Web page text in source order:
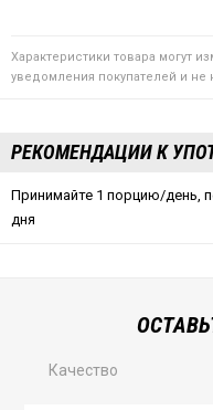
Характеристики товара могут
уведомления покупателей и не
РЕКОМЕНДАЦИИ К
Принимайте 1 порцию/день,
дня
Качество